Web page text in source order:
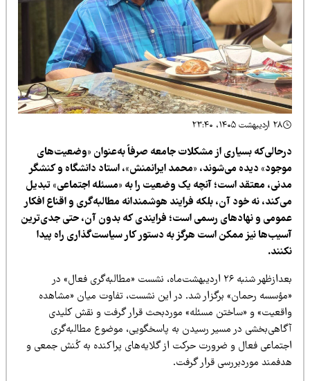
بسیاری از مشکلات جامعه صرفاً به‌عنوان «وضعیت‌های
دیده می‌شوند، «محمد ایرانمنش»، استاد دانشگاه و کنشگر
معتقد است؛ آنچه یک وضعیت را به «مسئله اجتماعی» تبدیل
نه خود آن، بلکه فرایند هوشمندانه مطالبه‌گری و اقناع افکار
و نهادهای رسمی است؛ فرایندی که بدون آن، حتی جدی‌ترین
نیز ممکن است هرگز به دستور کار سیاست‌گذاری راه پیدا
بعدازظهر شنبه ۲۶ اردیبهشت‌ماه، نشست «مطالبه‌گری فعال» در
رحمان» برگزار شد. در این نشست، تفاوت میان «مشاهده
و «ساختن مسئله» موردبحث قرار گرفت و نقش کلیدی
در مسیر رسیدن به پاسخگویی، موضوع مطالبه‌گری
فعال و ضرورت حرکت از گلایه‌های پراکنده به کُنش جمعی و
موردبررسی قرار گرفت.